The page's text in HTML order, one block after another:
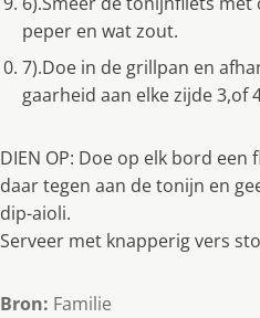
peper en wat zout.
7).Doe in de grillpan en
gaarheid aan elke zijde 3,of
DIEN OP: Doe op elk bord
daar tegen aan de tonijn en
dip-aioli.
Serveer met knapperig vers
Bron: Familie